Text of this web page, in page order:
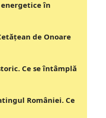
în
de Onoare
Ce se întâmplă
României. Ce